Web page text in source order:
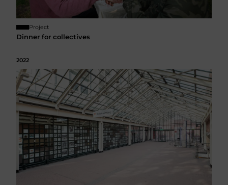
Project
Dinner for collectives
2022